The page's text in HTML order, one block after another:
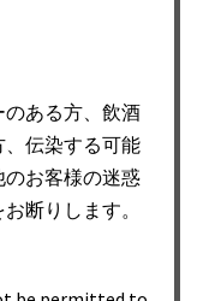
ある方、飲酒
伝染する可能
お客様の迷惑
断りします。